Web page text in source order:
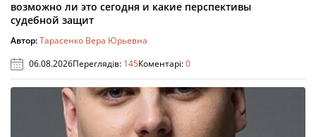
возможно ли это сегодня и какие перспективы
судебной защит
Автор:Тарасенко Вера Юрьевна
06.08.2026Переглядів: 145Коментарі:0